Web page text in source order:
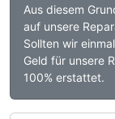
Aus diesem
auf unsere
Sollten wir
Geld für unsere
100% erstattet.